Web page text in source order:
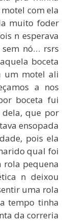
com ela
muito foder
n esperava
nó… rsrs
boceta
um motel ali
a nos
boceta fui
que por
ensopada
pois ela
qual foi
rola pequena
n deixou
uma rola
tempo tinha
da correria